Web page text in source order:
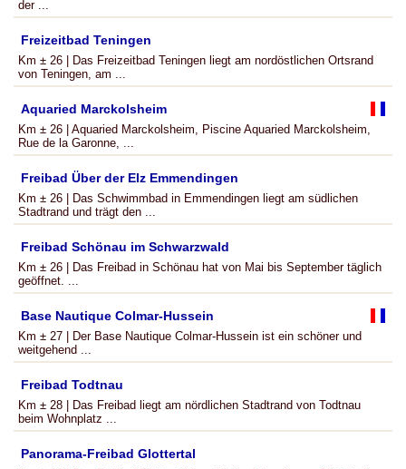
der ...
Freizeitbad Teningen
Km ± 26 | Das Freizeitbad Teningen liegt am nordöstlichen Ortsrand
von Teningen, am ...
Aquaried Marckolsheim
Km ± 26 | Aquaried Marckolsheim, Piscine Aquaried Marckolsheim,
Rue de la Garonne, ...
Freibad Über der Elz Emmendingen
Km ± 26 | Das Schwimmbad in Emmendingen liegt am südlichen
Stadtrand und trägt den ...
Freibad Schönau im Schwarzwald
Km ± 26 | Das Freibad in Schönau hat von Mai bis September täglich
geöffnet. ...
Base Nautique Colmar-Hussein
Km ± 27 | Der Base Nautique Colmar-Hussein ist ein schöner und
weitgehend ...
Freibad Todtnau
Km ± 28 | Das Freibad liegt am nördlichen Stadtrand von Todtnau
beim Wohnplatz ...
Panorama-Freibad Glottertal